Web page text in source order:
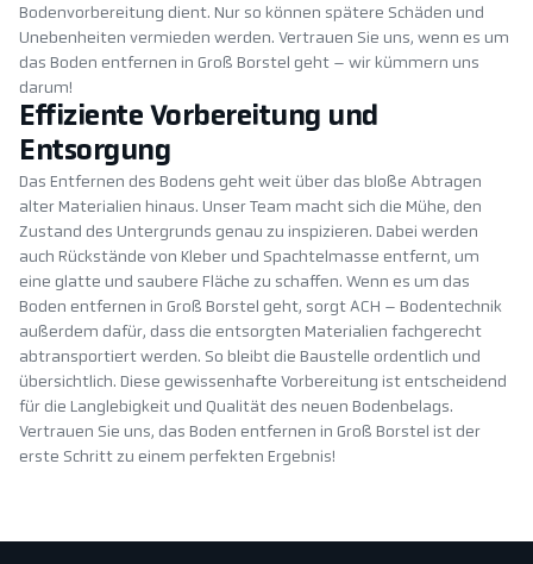
Bodenvorbereitung dient. Nur so können spätere Schäden und
Unebenheiten vermieden werden. Vertrauen Sie uns, wenn es um
das Boden entfernen in Groß Borstel geht – wir kümmern uns
darum!
Effiziente Vorbereitung und
Entsorgung
Das Entfernen des Bodens geht weit über das bloße Abtragen
alter Materialien hinaus. Unser Team macht sich die Mühe, den
Zustand des Untergrunds genau zu inspizieren. Dabei werden
auch Rückstände von Kleber und Spachtelmasse entfernt, um
eine glatte und saubere Fläche zu schaffen. Wenn es um das
Boden entfernen in Groß Borstel geht, sorgt ACH – Bodentechnik
außerdem dafür, dass die entsorgten Materialien fachgerecht
abtransportiert werden. So bleibt die Baustelle ordentlich und
übersichtlich. Diese gewissenhafte Vorbereitung ist entscheidend
für die Langlebigkeit und Qualität des neuen Bodenbelags.
Vertrauen Sie uns, das Boden entfernen in Groß Borstel ist der
erste Schritt zu einem perfekten Ergebnis!